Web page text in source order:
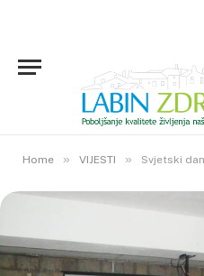
Home » VIJESTI » Svjetski